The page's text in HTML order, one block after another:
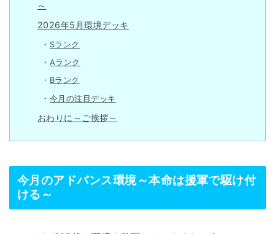
～
2026年5月環境デッキ
Sランク
Aランク
Bランク
今月の注目デッキ
おわりに～ご挨拶～
今月のアドバンス環境～本命は援軍で駆け付
ける～